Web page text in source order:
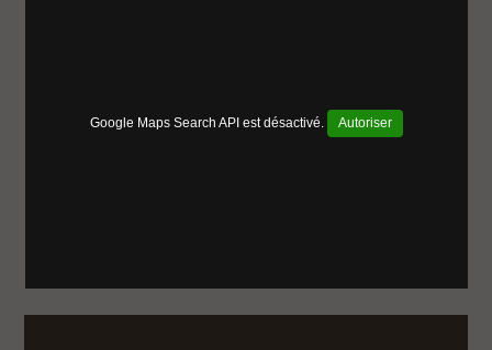
Google Maps Search API est désactivé. Autoriser